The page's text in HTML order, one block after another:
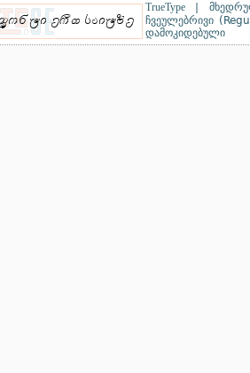
TrueType|
ჩვეულებრივი
დამოკიდებული